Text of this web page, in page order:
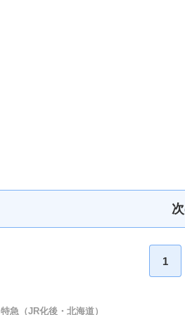
1
特急（JR化後・北海道）